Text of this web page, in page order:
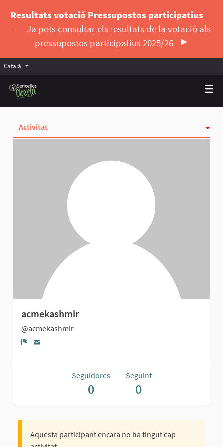
Resultats votació Pressupostos participatius
-
Ja pots consultar els resultats de la votació als
pressupostos participatius 2025/26
Català Triar la llengua
Activitat
acmekashmir
@acmekashmir
Seguidores
0
Seguint
0
Aquesta participant encara no ha tingut cap